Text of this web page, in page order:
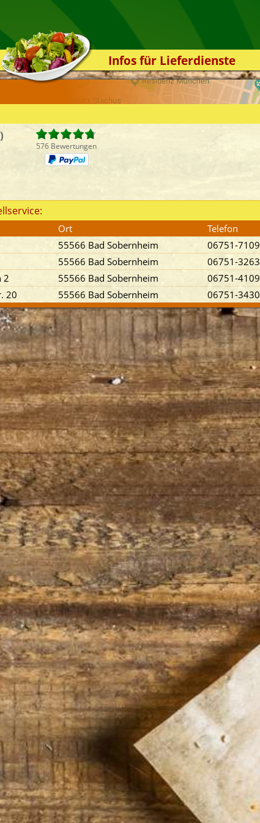
Infos für Lieferdienste
Kassensystem
Zuverlässigkeit
Kontakt
576 Bewertungen
Ort
Telefon
55566 Bad Sobernheim
06751-7109
55566 Bad Sobernheim
06751-3263
2 55566 Bad Sobernheim
06751-4109
20 55566 Bad Sobernheim 06751-3430